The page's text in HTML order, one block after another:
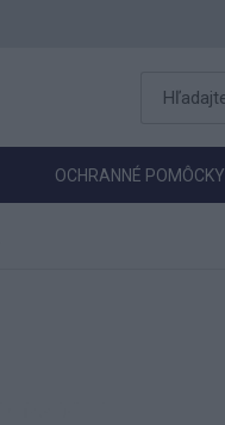
OCHRANNÉ POMÔCKY